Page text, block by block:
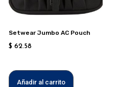
Setwear Jumbo AC Pouch
$ 62.58
Añadir al carrito